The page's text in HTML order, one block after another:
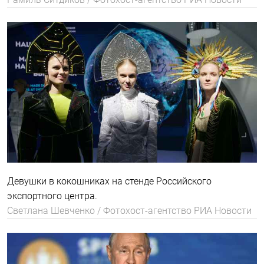
Девушки в кокошниках на стенде Российского
экспортного центра.
Светлана Шевченко / Фотохост-агентство РИА Новости